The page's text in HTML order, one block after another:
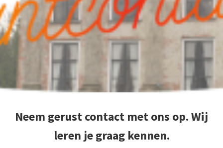
Neem gerust contact met ons op. Wij
leren je graag kennen.